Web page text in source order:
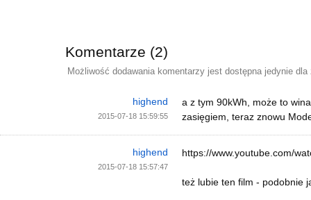
Komentarze (2)
Możliwość dodawania komentarzy jest dostępna jedynie
highend
2015-07-18 15:59:55
a z tym 90kWh, może to
zasięgiem, teraz znowu
highend
2015-07-18 15:57:47
https://www.youtube.com/
też lubie ten film - podobnie